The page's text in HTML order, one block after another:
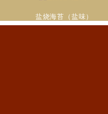
盐烧海苔（盐味）